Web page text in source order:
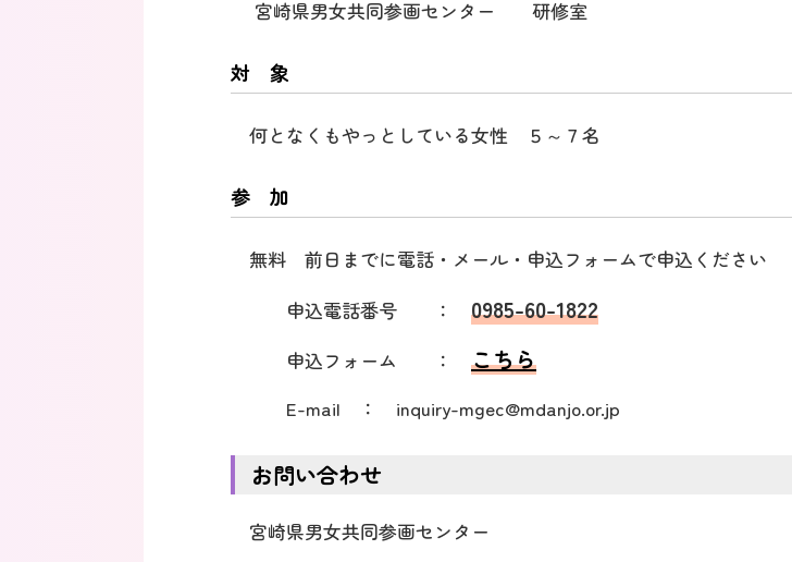
宮崎県男女共同参画センター 研修室
対 象
何となくもやっとしている女性 ５～７名
参 加
無料 前日までに電話・メール・申込フォームで申込ください
申込電話番号 ： 0985-60-1822
申込フォーム ： こちら
E-mail ： inquiry-mgec@mdanjo.or.jp
お問い合わせ
宮崎県男女共同参画センター